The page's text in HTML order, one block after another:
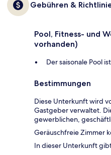
Gebühren &
Pool, Fitness- und
vorhanden)
Der saisonale Pool
Bestimmungen
Diese Unterkunft wird
Gastgeber verwaltet.
gewerblichen,
Geräuschfreie Zimmer
In dieser Unterkunft